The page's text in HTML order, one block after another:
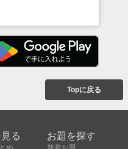
Topに戻る
る お題を探す